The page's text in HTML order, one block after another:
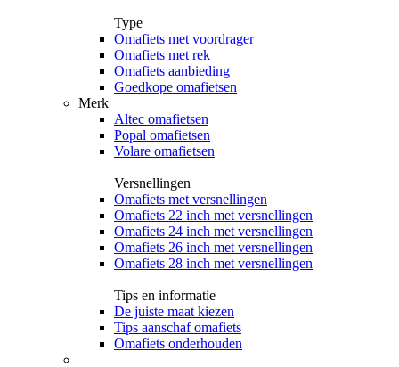
Type
Omafiets met voordrager
Omafiets met rek
Omafiets aanbieding
Goedkope omafietsen
Merk
Altec omafietsen
Popal omafietsen
Volare omafietsen
Versnellingen
Omafiets met versnellingen
Omafiets 22 inch met versnellingen
Omafiets 24 inch met versnellingen
Omafiets 26 inch met versnellingen
Omafiets 28 inch met versnellingen
Tips en informatie
De juiste maat kiezen
Tips aanschaf omafiets
Omafiets onderhouden